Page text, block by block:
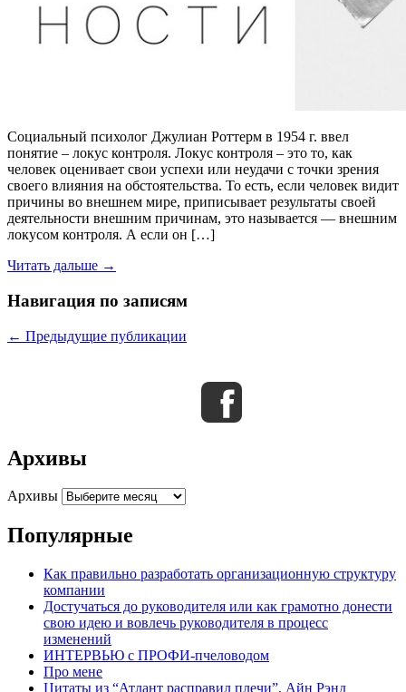
Социальный психолог Джулиан Роттерм в 1954 г. ввел
понятие – локус контроля. Локус контроля – это то, как
человек оценивает свои успехи или неудачи с точки зрения
своего влияния на обстоятельства. То есть, если человек видит
причины во внешнем мире, приписывает результаты своей
деятельности внешним причинам, это называется — внешним
локусом контроля. А если он […]
Читать дальше →
Навигация по записям
← Предыдущие публикации
Архивы
Архивы
Популярные
Как правильно разработать организационную структуру
компании
Достучаться до руководителя или как грамотно донести
свою идею и вовлечь руководителя в процесс
изменений
ИНТЕРВЬЮ с ПРОФИ-пчеловодом
Про мене
Цитаты из “Атлант расправил плечи”, Айн Рэнд